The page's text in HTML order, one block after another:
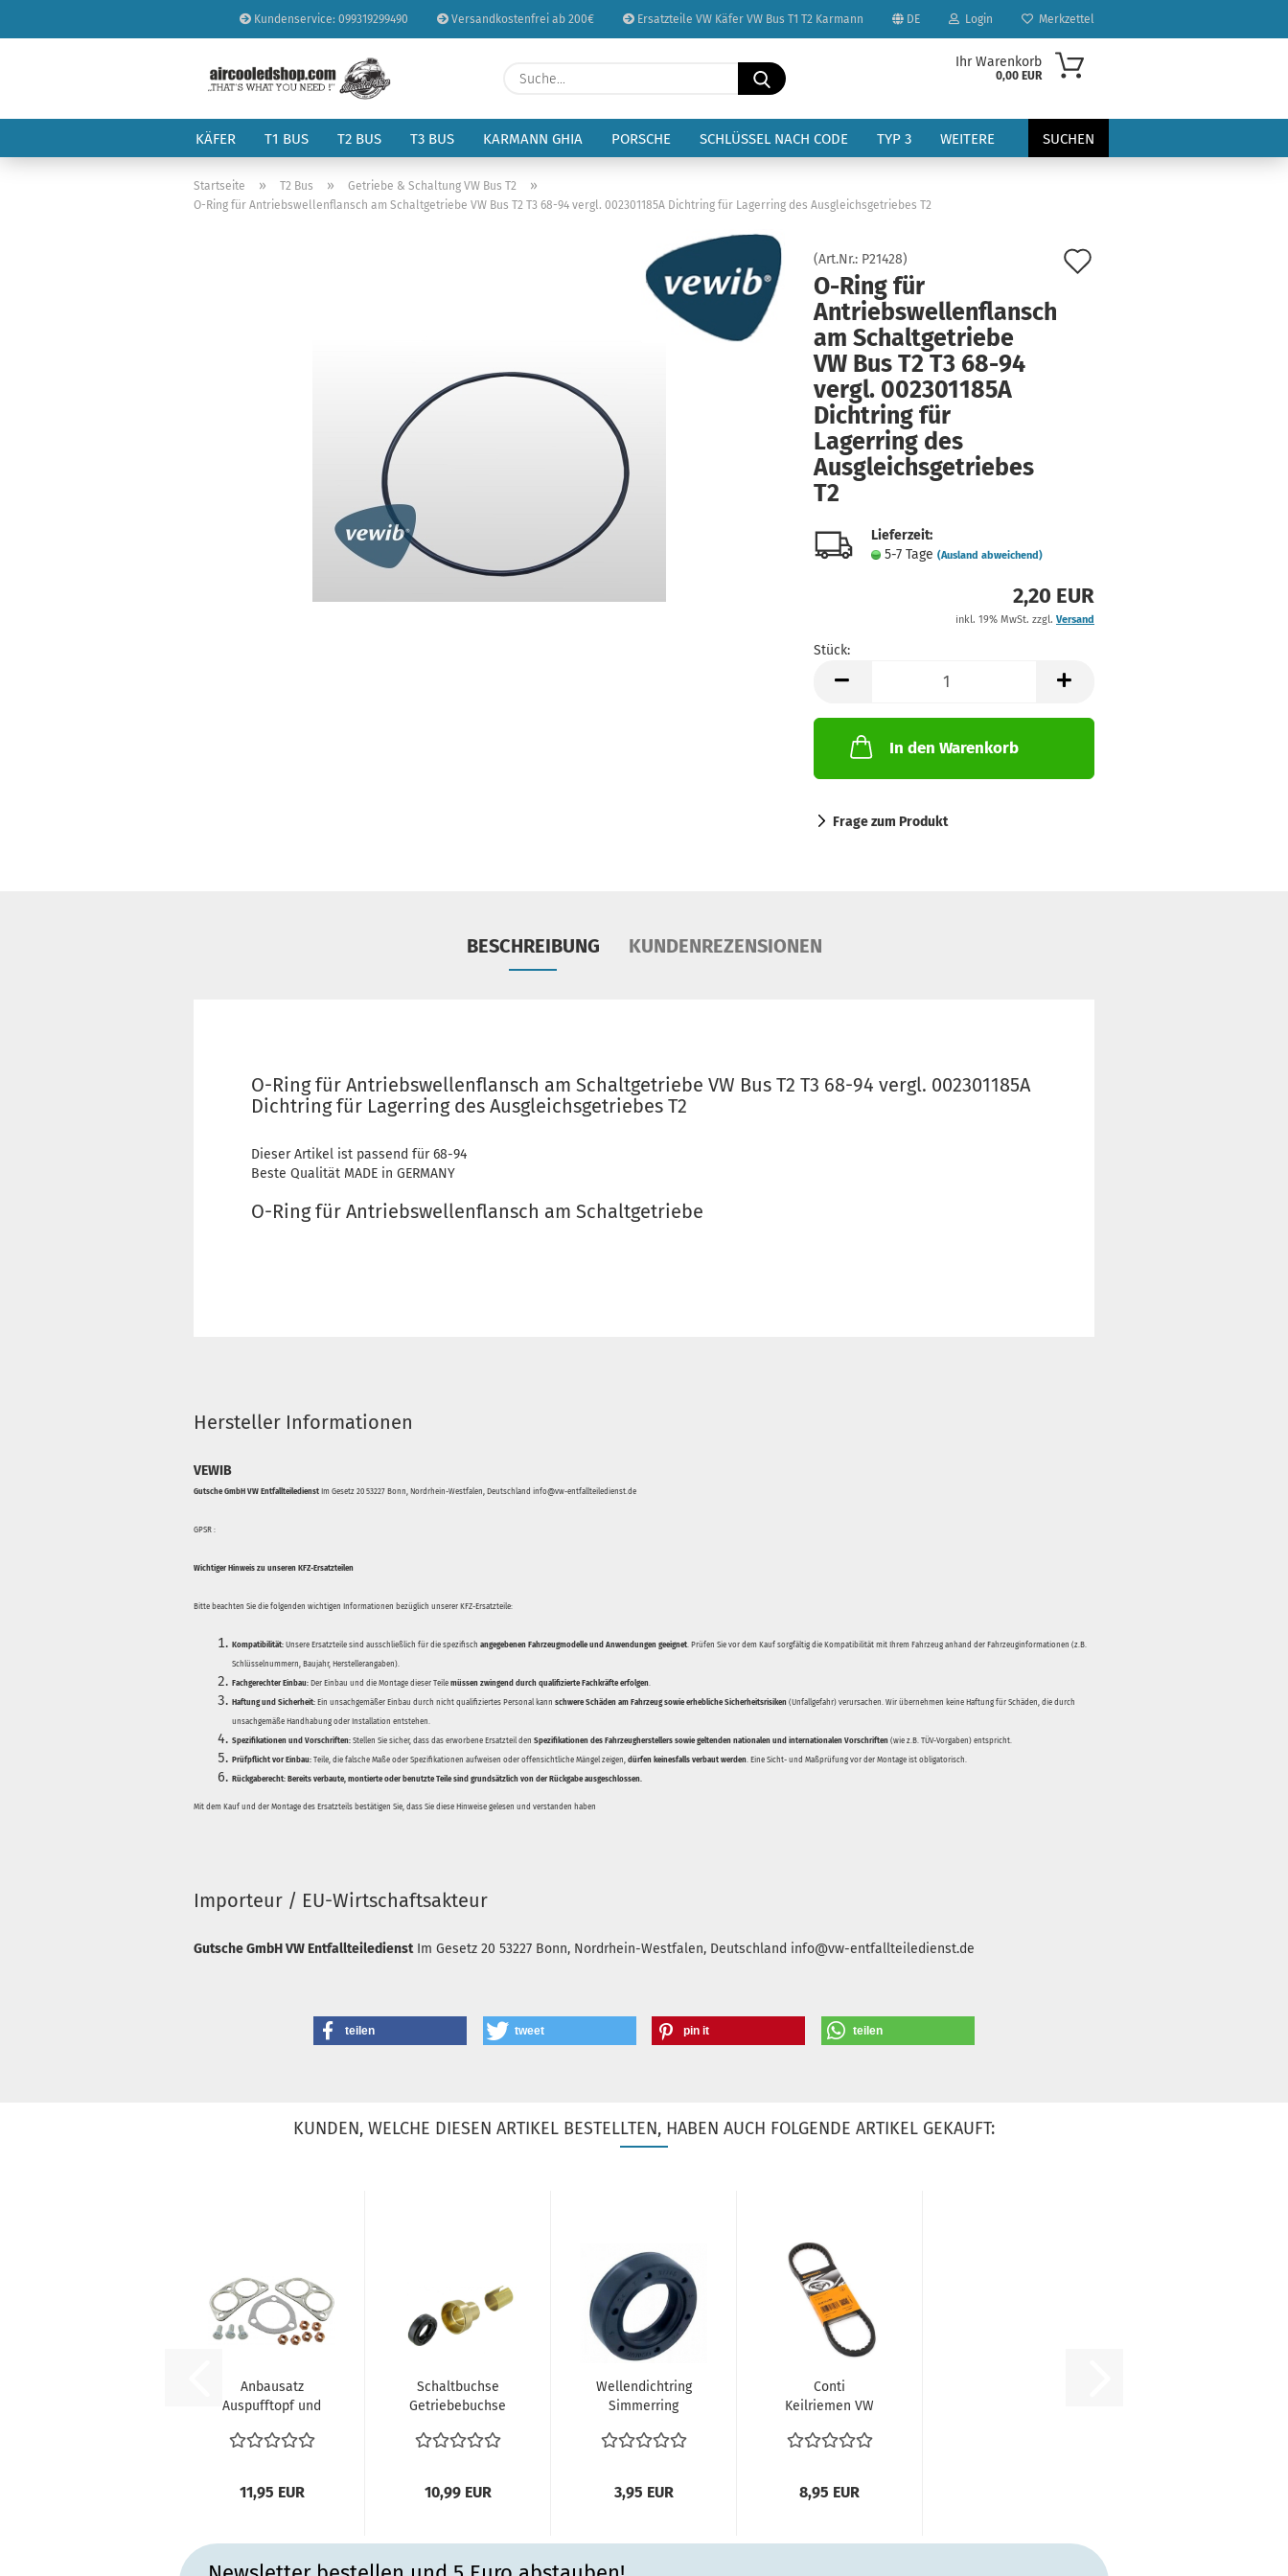
Kundenservice: 099319299490 Versandkostenfrei ab 200€ Ersatzteile VW Käfer VW Bus T1 T2 Karmann DE
Sprache auswählen
Lieferland
Login
Konto erstellen
Passwort vergessen?
Merkzettel
Suche...
Ihr Warenkorb
0,00 EUR
KÄFER T1 BUS T2 BUS T3 BUS KARMANN GHIA PORSCHE SCHLÜSSEL NACH CODE TYP 3 SUCHEN
WEITERE
Startseite » T2 Bus » Getriebe & Schaltung VW Bus T2 »
O-Ring für Antriebswellenflansch am Schaltgetriebe VW Bus T2 T3 68-94 vergl. 002301185A Dichtring für Lagerring des Ausgleichsgetriebes T2
(Art.Nr.: P21428)
O-Ring für
Antriebswellenflansch
am Schaltgetriebe
VW Bus T2 T3 68-94
vergl. 002301185A
Dichtring für
Lagerring des
Ausgleichsgetriebes
T2
Lieferzeit:
5-7 Tage (Ausland abweichend)
2,20 EUR
inkl. 19% MwSt. zzgl. Versand
Stück:
Stück
In den Warenkorb
Frage zum Produkt
BESCHREIBUNG KUNDENREZENSIONEN
O-Ring für Antriebswellenflansch am Schaltgetriebe VW Bus T2 T3 68-94 vergl. 002301185A
Dichtring für Lagerring des Ausgleichsgetriebes T2
Dieser Artikel ist passend für 68-94
Beste Qualität MADE in GERMANY
O-Ring für Antriebswellenflansch am Schaltgetriebe
Hersteller Informationen
VEWIB
Gutsche GmbH VW Entfallteiledienst Im Gesetz 20 53227 Bonn, Nordrhein-Westfalen, Deutschland info@vw-entfallteiledienst.de
GPSR :
Wichtiger Hinweis zu unseren KFZ-Ersatzteilen
Bitte beachten Sie die folgenden wichtigen Informationen bezüglich unserer KFZ-Ersatzteile:
Kompatibilität: Unsere Ersatzteile sind ausschließlich für die spezifisch angegebenen Fahrzeugmodelle und Anwendungen geeignet. Prüfen Sie vor dem Kauf sorgfältig die Kompatibilität mit Ihrem Fahrzeug anhand der Fahrzeuginformationen (z.B.
Schlüsselnummern, Baujahr, Herstellerangaben).
Fachgerechter Einbau: Der Einbau und die Montage dieser Teile müssen zwingend durch qualifizierte Fachkräfte erfolgen.
Haftung und Sicherheit: Ein unsachgemäßer Einbau durch nicht qualifiziertes Personal kann schwere Schäden am Fahrzeug sowie erhebliche Sicherheitsrisiken (Unfallgefahr) verursachen. Wir übernehmen keine Haftung für Schäden, die durch
unsachgemäße Handhabung oder Installation entstehen.
Spezifikationen und Vorschriften: Stellen Sie sicher, dass das erworbene Ersatzteil den Spezifikationen des Fahrzeugherstellers sowie geltenden nationalen und internationalen Vorschriften (wie z.B. TÜV-Vorgaben) entspricht.
Prüfpflicht vor Einbau: Teile, die falsche Maße oder Spezifikationen aufweisen oder offensichtliche Mängel zeigen, dürfen keinesfalls verbaut werden. Eine Sicht- und Maßprüfung vor der Montage ist obligatorisch.
Rückgaberecht: Bereits verbaute, montierte oder benutzte Teile sind grundsätzlich von der Rückgabe ausgeschlossen.
Mit dem Kauf und der Montage des Ersatzteils bestätigen Sie, dass Sie diese Hinweise gelesen und verstanden haben
Importeur / EU-Wirtschaftsakteur
Gutsche GmbH VW Entfallteiledienst Im Gesetz 20 53227 Bonn, Nordrhein-Westfalen, Deutschland info@vw-entfallteiledienst.de
teilen tweet pin it teilen
KUNDEN, WELCHE DIESEN ARTIKEL BESTELLTEN, HABEN AUCH FOLGENDE ARTIKEL GEKAUFT:
Anbausatz
Auspufftopf und
Auspuffanlage
11,95 EUR
Schaltbuchse
Getriebebuchse
Dichtung...
10,99 EUR
Wellendichtring
Simmerring
Schalthebel
3,95 EUR
Conti
Keilriemen VW
Motor Antrieb
8,95 EUR